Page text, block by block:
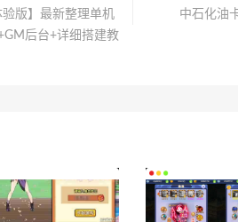
版】最新整理单机
后台+详细搭建教
中石化油